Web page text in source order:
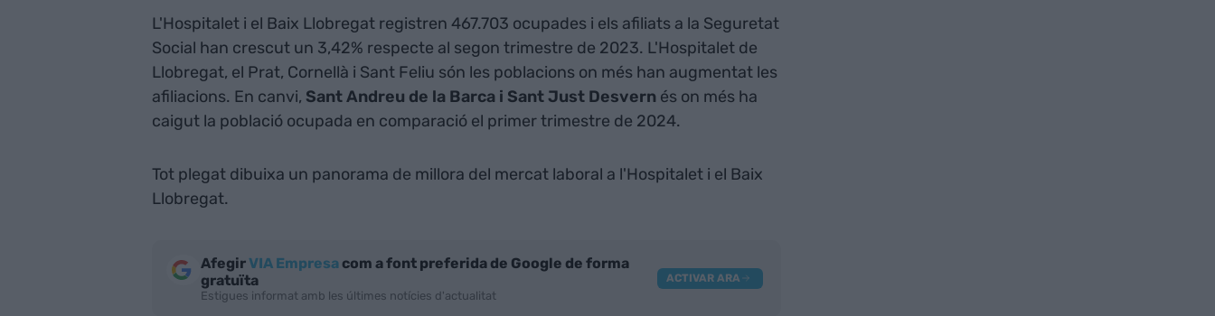
L'Hospitalet i el Baix Llobregat registren 467.703 ocupades i els afiliats a la Seguretat
Social han crescut un 3,42% respecte al segon trimestre de 2023. L'Hospitalet de
Llobregat, el Prat, Cornellà i Sant Feliu són les poblacions on més han augmentat les
afiliacions. En canvi, Sant Andreu de la Barca i Sant Just Desvern és on més ha
caigut la població ocupada en comparació el primer trimestre de 2024.
Tot plegat dibuixa un panorama de millora del mercat laboral a l'Hospitalet i el Baix
Llobregat.
AfegirVIA Empresacom a font preferida de Google de forma
gratuïta
Estigues informat amb les últimes notícies d'actualitat
ACTIVAR ARA